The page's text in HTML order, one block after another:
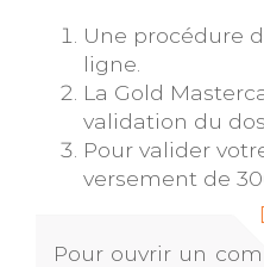
Une procédure
ligne.
La Gold
validation du
Pour valider
versement de
Pour ouvrir un